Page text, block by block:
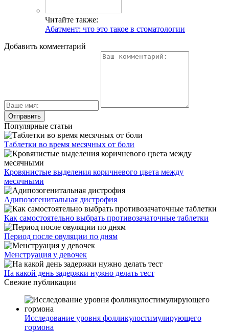
Читайте также:
Абатмент: что это такое в стоматологии
Добавить комментарий
Популярные статьи
Таблетки во время месячных от боли
Кровянистые выделения коричневого цвета между
месячными
Адипозогенитальная дистрофия
Как самостоятельно выбрать противозачаточные таблетки
Период после овуляции по дням
Менструация у девочек
На какой день задержки нужно делать тест
Свежие публикации
Исследование уровня фолликулостимулирующего
гормона